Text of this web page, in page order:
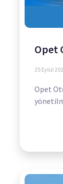
Opet
25 Eylül
Opet